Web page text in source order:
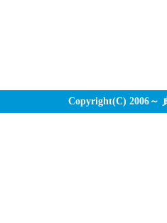
Copyright(C) 2006～